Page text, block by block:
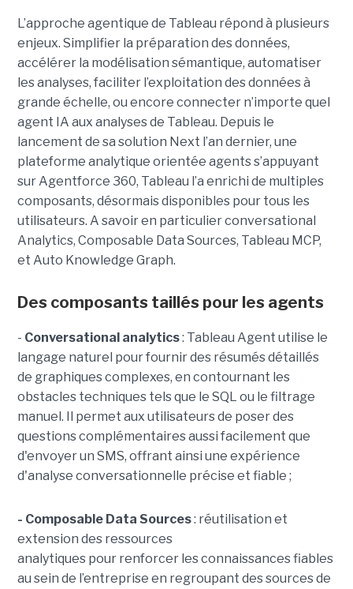
L’approche agentique de Tableau répond à plusieurs
enjeux. Simplifier la préparation des données,
accélérer la modélisation sémantique, automatiser
les analyses, faciliter l’exploitation des données à
grande échelle, ou encore connecter n’importe quel
agent IA aux analyses de Tableau. Depuis le
lancement de sa solution Next l’an dernier, une
plateforme analytique orientée agents s’appuyant
sur Agentforce 360, Tableau l’a enrichi de multiples
composants, désormais disponibles pour tous les
utilisateurs. A savoir en particulier conversational
Analytics, Composable Data Sources, Tableau MCP,
et Auto Knowledge Graph.
Des composants taillés pour les agents
- Conversational analytics: Tableau Agent utilise le
langage naturel pour fournir des résumés détaillés
de graphiques complexes, en contournant les
obstacles techniques tels que le SQL ou le filtrage
manuel. Il permet aux utilisateurs de poser des
questions complémentaires aussi facilement que
d'envoyer un SMS, offrant ainsi une expérience
d'analyse conversationnelle précise et fiable ;
- Composable Data Sources: réutilisation et
extension des ressources
analytiques pour renforcer les connaissances fiables
au sein de l’entreprise en regroupant des sources de